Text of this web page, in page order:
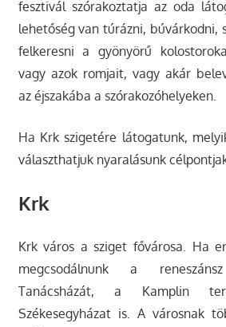
fesztivál szórakoztatja az oda
lehetőség van túrázni, búvárkodni,
felkeresni a gyönyörű
vagy azok romjait, vagy akár
az éjszakába a szórakozóhelyeken.
Ha Krk szigetére látogatunk,
választhatjuk nyaralásunk
Krk
Krk város a sziget fővárosa. Ha
megcsodálnunk a
Tanácsházát, a Kamplin
Székesegyházat is. A városnak